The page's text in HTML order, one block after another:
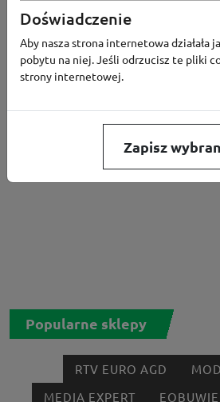
Popularne sklepy
RTV EURO AGD
MEDIA EXPERT
EOBUWIE
Doświadczenie
Aby nasza strona internetowa działała
pobytu na niej. Jeśli odrzucisz te pliki
strony internetowej.
Zapisz